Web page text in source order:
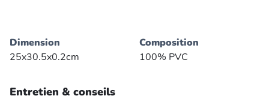
Dimension
25x30.5x0.2cm
Composition
100% PVC
Entretien & conseils